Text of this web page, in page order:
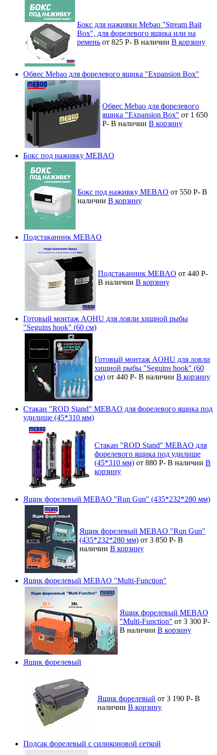
Бокс для наживки Mebao "Stream Bait
Box", для форелевого ящика или на
ремень от 825 Р- В наличии В корзину
Обвес Mebao для форелевого ящика "Expansion Box"
Обвес Mebao для форелевого
ящика "Expansion Box" от 1 650
Р- В наличии В корзину
Бокс под наживку MEBAO
Бокс под наживку MEBAO от 550 Р- В
наличии В корзину
Подстаканник MEBAO
Подстаканник MEBAO от 440 Р-
В наличии В корзину
Готовый монтаж AOHU для ловли хищной рыбы
"Seguins hook" (60 см)
Готовый монтаж AOHU для ловли
хищной рыбы "Seguins hook" (60
см) от 440 Р- В наличии В корзину
Стакан "ROD Stand" MEBAO для форелевого ящика под
удилище (45*310 мм)
Стакан "ROD Stand" MEBAO для
форелевого ящика под удилище
(45*310 мм) от 880 Р- В наличии В
корзину
Ящик форелевый MEBAO "Run Gun" (435*232*280 мм)
Ящик форелевый MEBAO "Run Gun"
(435*232*280 мм) от 3 850 Р- В
наличии В корзину
Ящик форелевый MEBAO "Multi-Function"
Ящик форелевый MEBAO
"Multi-Function" от 3 300 Р-
В наличии В корзину
Ящик форелевый
Ящик форелевый от 3 190 Р- В
наличии В корзину
Подсак форелевый с силиконовой сеткой